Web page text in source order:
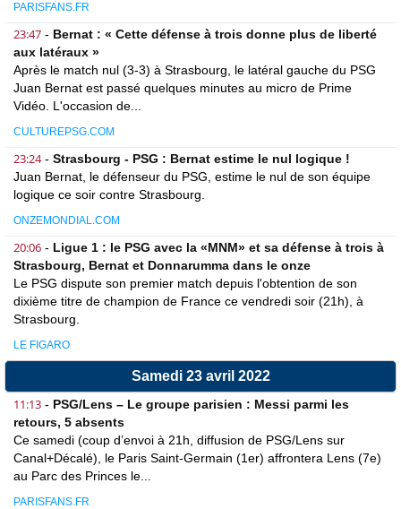
PARISFANS.FR
23:47 - Bernat : « Cette défense à trois donne plus de liberté
aux latéraux »
Après le match nul (3-3) à Strasbourg, le latéral gauche du PSG
Juan Bernat est passé quelques minutes au micro de Prime
Vidéo. L'occasion de...
CULTUREPSG.COM
23:24- Strasbourg - PSG : Bernat estime le nul logique !
Juan Bernat, le défenseur du PSG, estime le nul de son équipe
logique ce soir contre Strasbourg.
ONZEMONDIAL.COM
20:06 - Ligue 1 : le PSG avec la «MNM» et sa défense à trois à
Strasbourg, Bernat et Donnarumma dans le onze
Le PSG dispute son premier match depuis l'obtention de son
dixième titre de champion de France ce vendredi soir (21h), à
Strasbourg.
LE FIGARO
Samedi 23 avril 2022
11:13 - PSG/Lens – Le groupe parisien : Messi parmi les
retours, 5 absents
Ce samedi (coup d’envoi à 21h, diffusion de PSG/Lens sur
Canal+Décalé), le Paris Saint-Germain (1er) affrontera Lens (7e)
au Parc des Princes le...
PARISFANS.FR